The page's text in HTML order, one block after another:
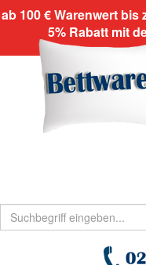
ab 100 € Warenwert bis
5% Rabatt mit